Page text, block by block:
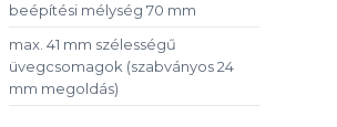
beépítési mélység 70 mm
max. 41 mm szélességű
üvegcsomagok (szabványos 24
mm megoldás)